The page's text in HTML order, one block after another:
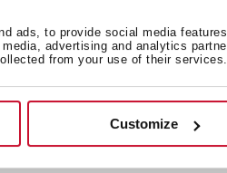
ads, to provide social media
advertising and analytics
from your use of their services.
Customize